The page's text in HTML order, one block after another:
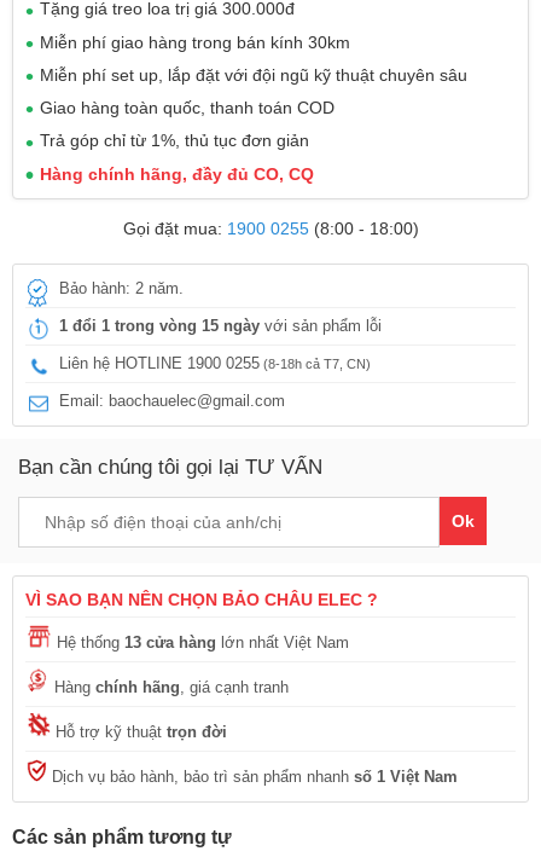
Tặng giá treo loa trị giá 300.000đ
Miễn phí giao hàng trong bán kính 30km
Miễn phí set up, lắp đặt với đội ngũ kỹ thuật chuyên sâu
Giao hàng toàn quốc, thanh toán COD
Trả góp chỉ từ 1%, thủ tục đơn giản
Hàng chính hãng, đầy đủ CO, CQ
Gọi đặt mua: 1900 0255(8:00 - 18:00)
Bảo hành: 2 năm.
1 đổi 1 trong vòng 15 ngày với sản phẩm lỗi
Liên hệ HOTLINE 1900 0255 (8-18h cả T7, CN)
Email: baochauelec@gmail.com
Bạn cần chúng tôi gọi lại TƯ VẤN
Ok
VÌ SAO BẠN NÊN CHỌN BẢO CHÂU ELEC ?
Hệ thống 13 cửa hàng lớn nhất Việt Nam
Hàng chính hãng, giá cạnh tranh
Hỗ trợ kỹ thuật trọn đời
Dịch vụ bảo hành, bảo trì sản phẩm nhanh số 1 Việt Nam
Các sản phẩm tương tự